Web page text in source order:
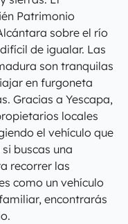
Patrimonio
sobre el río
de igualar. Las
son tranquilas
en furgoneta
Gracias a Yescapa,
locales
el vehículo que
buscas una
recorrer las
como un vehículo
encontrarás